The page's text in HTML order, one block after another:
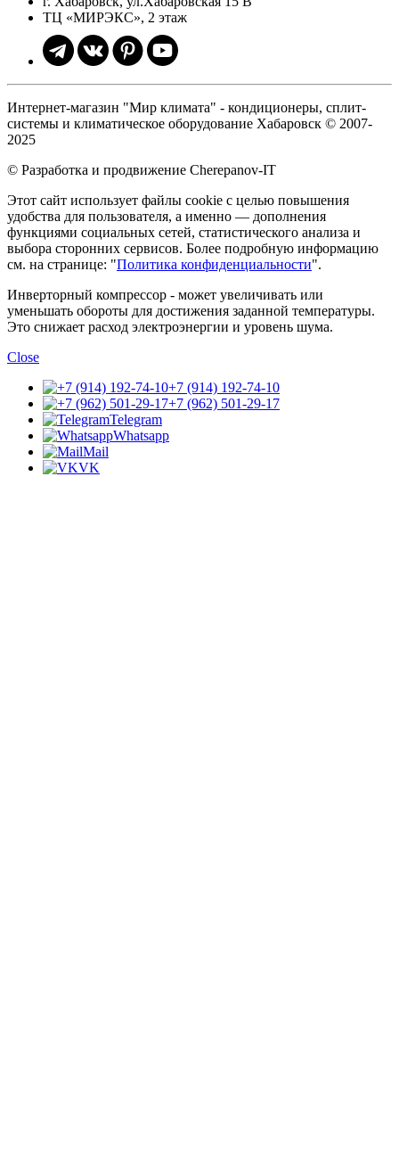
ТЦ «МИРЭКС», 2 этаж
Интернет-магазин "Мир климата" - кондиционеры, сплит-
системы и климатическое оборудование Хабаровск © 2007-
2025
© Разработка и продвижение Cherepanov-IT
Этот сайт использует файлы cookie с целью повышения
удобства для пользователя, а именно — дополнения
функциями социальных сетей, статистического анализа и
выбора сторонних сервисов. Более подробную информацию
см. на странице: "Политика конфиденциальности".
Инверторный компрессор - может увеличивать или
уменьшать обороты для достижения заданной температуры.
Это снижает расход электроэнергии и уровень шума.
Close
+7 (914) 192-74-10
+7 (962) 501-29-17
Telegram
Whatsapp
Mail
VK